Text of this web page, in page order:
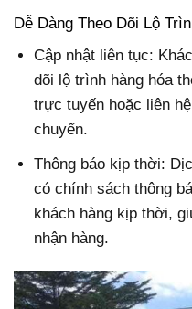
Dễ Dàng Theo Dõi Lộ
Cập nhật liên tục:
dõi lộ trình hàng hóa
trực tuyến hoặc liên
chuyển.
Thông báo kịp thời:
có chính sách thông
khách hàng kịp thời,
nhận hàng.